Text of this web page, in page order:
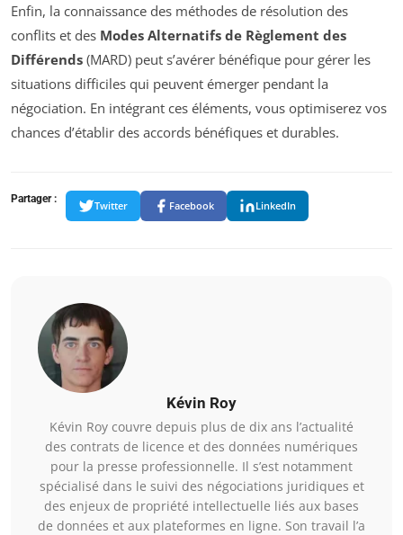
Enfin, la connaissance des méthodes de résolution des
conflits et des Modes Alternatifs de Règlement des
Différends (MARD) peut s’avérer bénéfique pour gérer les
situations difficiles qui peuvent émerger pendant la
négociation. En intégrant ces éléments, vous optimiserez vos
chances d’établir des accords bénéfiques et durables.
Partager :
Twitter Facebook LinkedIn
Kévin Roy
Kévin Roy couvre depuis plus de dix ans l’actualité
des contrats de licence et des données numériques
pour la presse professionnelle. Il s’est notamment
spécialisé dans le suivi des négociations juridiques et
des enjeux de propriété intellectuelle liés aux bases
de données et aux plateformes en ligne. Son travail l’a